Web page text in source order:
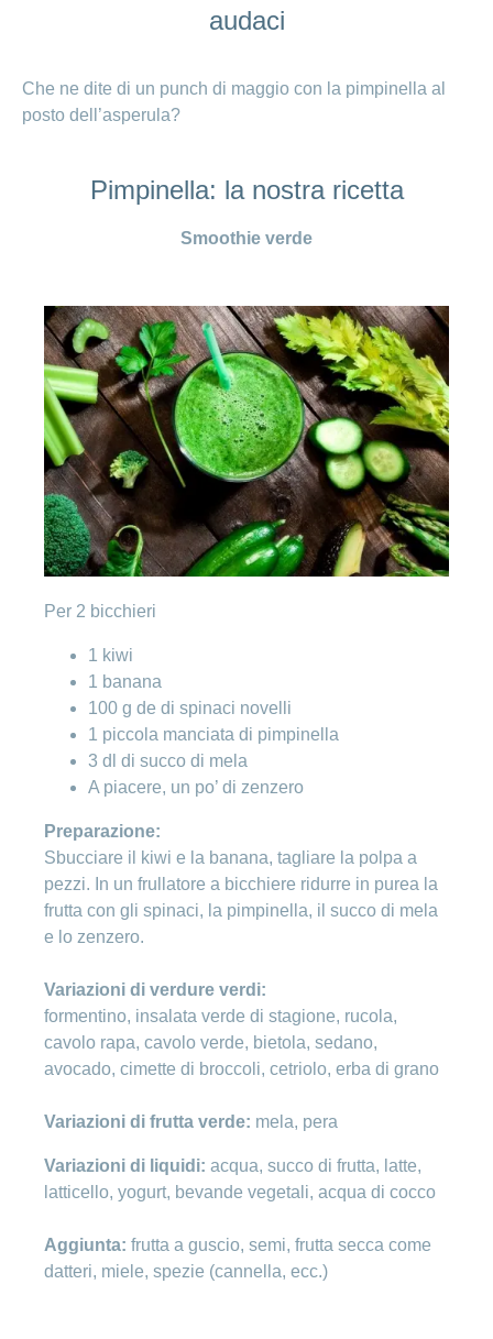
audaci
Che ne dite di un punch di maggio con la pimpinella al
posto dell’asperula?
Pimpinella: la nostra ricetta
Smoothie verde
Per 2 bicchieri
1 kiwi
1 banana
100 g de di spinaci novelli
1 piccola manciata di pimpinella
3 dl di succo di mela
A piacere, un po’ di zenzero
Preparazione:
Sbucciare il kiwi e la banana, tagliare la polpa a
pezzi. In un frullatore a bicchiere ridurre in purea la
frutta con gli spinaci, la pimpinella, il succo di mela
e lo zenzero.
Variazioni di verdure verdi:
formentino, insalata verde di stagione, rucola,
cavolo rapa, cavolo verde, bietola, sedano,
avocado, cimette di broccoli, cetriolo, erba di grano
Variazioni di frutta verde: mela, pera
Variazioni di liquidi: acqua, succo di frutta, latte,
latticello, yogurt, bevande vegetali, acqua di cocco
Aggiunta: frutta a guscio, semi, frutta secca come
datteri, miele, spezie (cannella, ecc.)